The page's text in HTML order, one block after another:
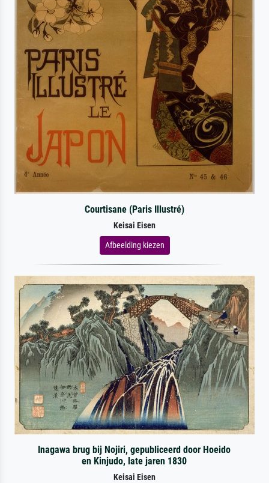
Courtisane (Paris Illustré)
Keisai Eisen
Afbeelding kiezen
Inagawa brug bij Nojiri, gepubliceerd door Hoeido
en Kinjudo, late jaren 1830
Keisai Eisen